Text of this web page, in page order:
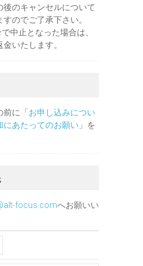
のキャンセルについて
のでご了承下さい。
中止となった場合は、
いたします。
に「 お申し込みについ
にあたってのお願い 」を
focus.comへお願いい